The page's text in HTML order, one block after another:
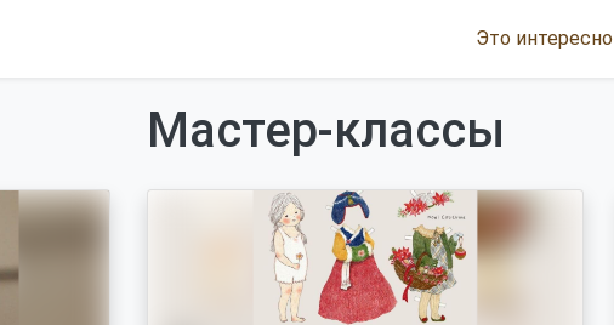
Это интересно
Мастер-классы